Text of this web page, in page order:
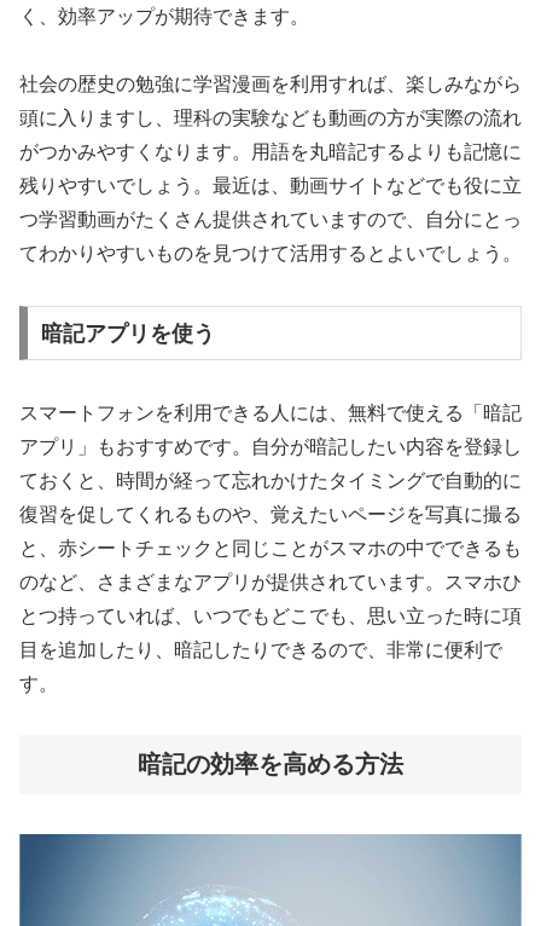
く、効率アップが期待できます。
社会の歴史の勉強に学習漫画を利用すれば、楽しみながら
頭に入りますし、理科の実験なども動画の方が実際の流れ
がつかみやすくなります。用語を丸暗記するよりも記憶に
残りやすいでしょう。最近は、動画サイトなどでも役に立
つ学習動画がたくさん提供されていますので、自分にとっ
てわかりやすいものを見つけて活用するとよいでしょう。
暗記アプリを使う
スマートフォンを利用できる人には、無料で使える「暗記
アプリ」もおすすめです。自分が暗記したい内容を登録し
ておくと、時間が経って忘れかけたタイミングで自動的に
復習を促してくれるものや、覚えたいページを写真に撮る
と、赤シートチェックと同じことがスマホの中でできるも
のなど、さまざまなアプリが提供されています。スマホひ
とつ持っていれば、いつでもどこでも、思い立った時に項
目を追加したり、暗記したりできるので、非常に便利で
す。
暗記の効率を高める方法